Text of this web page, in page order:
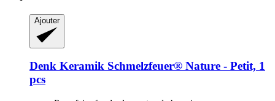
Ajouter
Denk Keramik Schmelzfeuer® Nature -​ Petit, 1
pcs